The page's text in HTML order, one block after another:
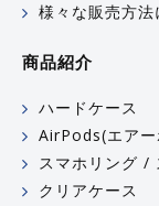
様々な販売方法
商品紹介
ハードケース
AirPods(エア
スマホリング /
クリアケース